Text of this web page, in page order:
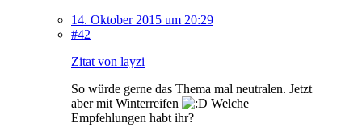
14. Oktober 2015 um 20:29
#42
Zitat von layzi
So würde gerne das Thema mal neutralen. Jetzt
aber mit Winterreifen
Welche
Empfehlungen habt ihr?